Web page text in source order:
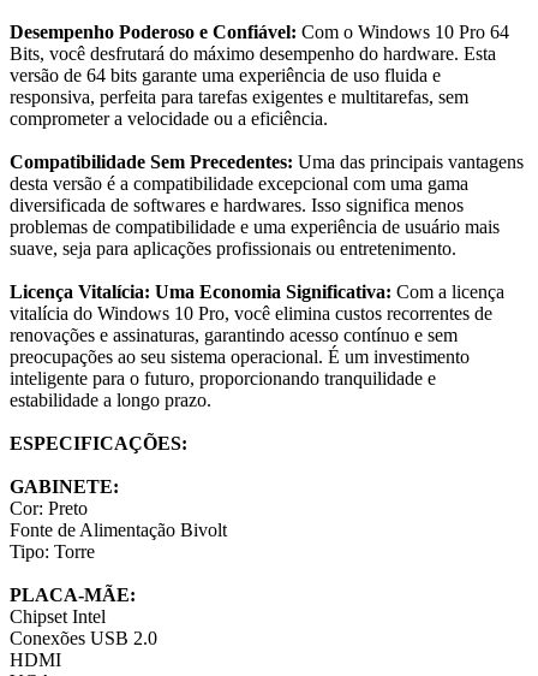
Desempenho Poderoso e Confiável: Com o Windows 10 Pro 64
Bits, você desfrutará do máximo desempenho do hardware. Esta
versão de 64 bits garante uma experiência de uso fluida e
responsiva, perfeita para tarefas exigentes e multitarefas, sem
comprometer a velocidade ou a eficiência.
Compatibilidade Sem Precedentes: Uma das principais vantagens
desta versão é a compatibilidade excepcional com uma gama
diversificada de softwares e hardwares. Isso significa menos
problemas de compatibilidade e uma experiência de usuário mais
suave, seja para aplicações profissionais ou entretenimento.
Licença Vitalícia: Uma Economia Significativa: Com a licença
vitalícia do Windows 10 Pro, você elimina custos recorrentes de
renovações e assinaturas, garantindo acesso contínuo e sem
preocupações ao seu sistema operacional. É um investimento
inteligente para o futuro, proporcionando tranquilidade e
estabilidade a longo prazo.
ESPECIFICAÇÕES:
GABINETE:
Cor: Preto
Fonte de Alimentação Bivolt
Tipo: Torre
PLACA-MÃE:
Chipset Intel
Conexões USB 2.0
HDMI